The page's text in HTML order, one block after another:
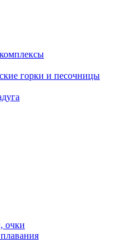
горки и песочницы
очки